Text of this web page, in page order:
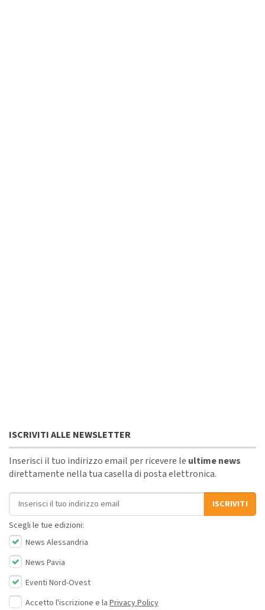
ISCRIVITI ALLE NEWSLETTER
Inserisci il tuo indirizzo email per ricevere le ultime news
direttamente nella tua casella di posta elettronica.
Indirizzo email
ISCRIVITI
Scegli le tue edizioni:
News Alessandria
News Pavia
Eventi Nord-Ovest
Accetto l'iscrizione e la Privacy Policy